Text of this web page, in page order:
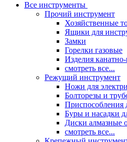
Все инструменты
Прочий инструмент
Хозяйственные
Ящики для
Замки
Горелки газовые
Изделия
смотреть все...
Режущий инструмент
Ножи для
Болторезы и
Приспособления
Буры и насадки
Диски алмазные
смотреть все...